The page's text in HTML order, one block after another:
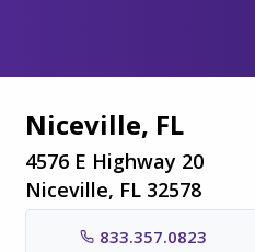
Básicos del cuidado de
Nuestros servicios
Niceville, FL
4576 E Highway 20
Niceville, FL 32578
833.357.0823